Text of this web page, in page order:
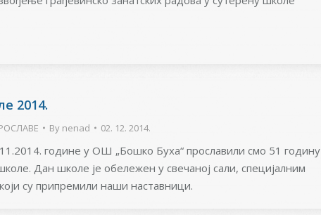
2014.
By nenad 02. 12. 2014.
године у ОШ „Бошко Буха“ прославили смо 51 годину
Дан школе је обележен у свечаној сали, специјалним
су припремили наши наставници.